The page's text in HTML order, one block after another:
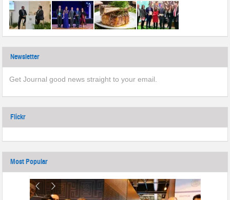
Newsletter
Get Journal good news straight to your email.
Flickr
Most Popular